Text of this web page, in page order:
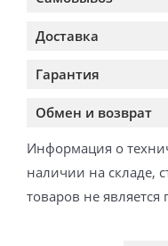
Доставка
Гарантия
Обмен и возврат
Информация о
наличии на складе,
товаров не